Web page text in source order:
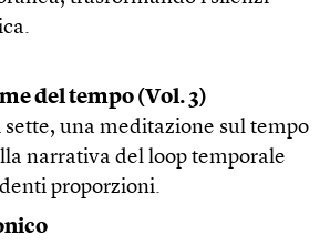
del tempo (Vol. 3)
una meditazione sul tempo
narrativa del loop temporale
proporzioni.